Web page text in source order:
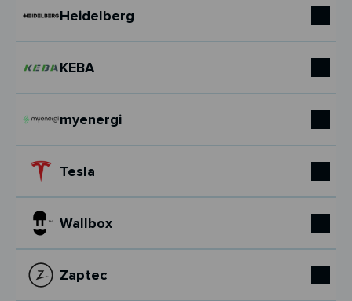
Heidelberg
KEBA
myenergi
Tesla
Wallbox
Zaptec